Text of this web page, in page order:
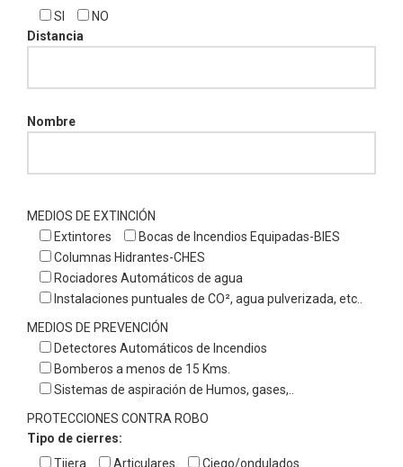
SI
NO
Distancia
Nombre
MEDIOS DE EXTINCIÓN
Extintores
Bocas de Incendios Equipadas-BIES
Columnas Hidrantes-CHES
Rociadores Automáticos de agua
Instalaciones puntuales de CO², agua pulverizada, etc..
MEDIOS DE PREVENCIÓN
Detectores Automáticos de Incendios
Bomberos a menos de 15 Kms.
Sistemas de aspiración de Humos, gases,..
PROTECCIONES CONTRA ROBO
Tipo de cierres:
Tijera
Articulares
Ciego/ondulados